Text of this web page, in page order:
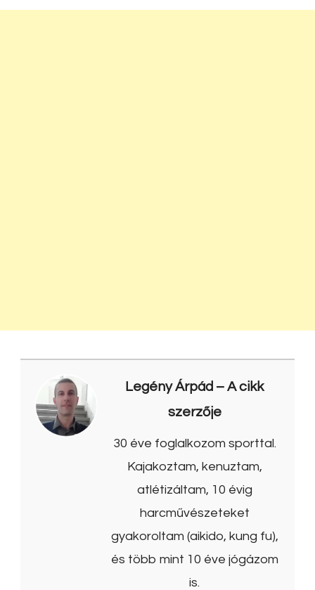
Legény Árpád – A cikk
szerzője
30 éve foglalkozom sporttal.
Kajakoztam, kenuztam,
atlétizáltam, 10 évig
harcművészeteket
gyakoroltam (aikido, kung fu),
és több mint 10 éve jógázom
is.